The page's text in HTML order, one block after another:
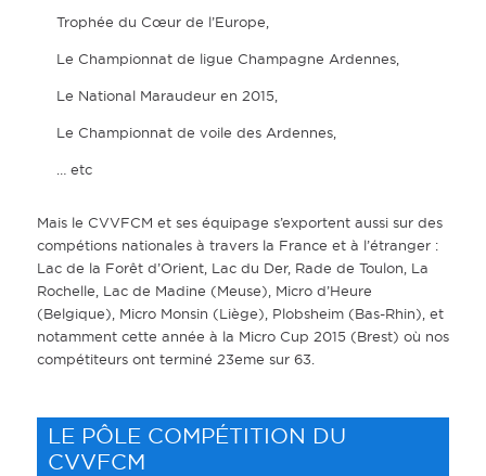
Trophée du Cœur de l’Europe,
Le Championnat de ligue Champagne Ardennes,
Le National Maraudeur en 2015,
Le Championnat de voile des Ardennes,
… etc
Mais le CVVFCM et ses équipage s’exportent aussi sur des
compétions nationales à travers la France et à l’étranger :
Lac de la Forêt d’Orient, Lac du Der, Rade de Toulon, La
Rochelle, Lac de Madine (Meuse), Micro d’Heure
(Belgique), Micro Monsin (Liège), Plobsheim (Bas-Rhin), et
notamment cette année à la Micro Cup 2015 (Brest) où nos
compétiteurs ont terminé 23eme sur 63.
LE PÔLE COMPÉTITION DU
CVVFCM